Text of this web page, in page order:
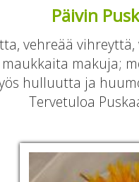
Päivin
vehreää
makuja;
hulluutta ja
Tervetuloa